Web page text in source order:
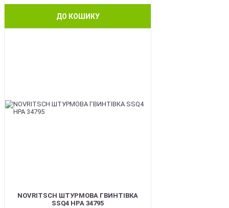
ДО КОШИКУ
NOVRITSCH ШТУРМОВА ГВИНТІВКА
SSQ4 HPA 34795